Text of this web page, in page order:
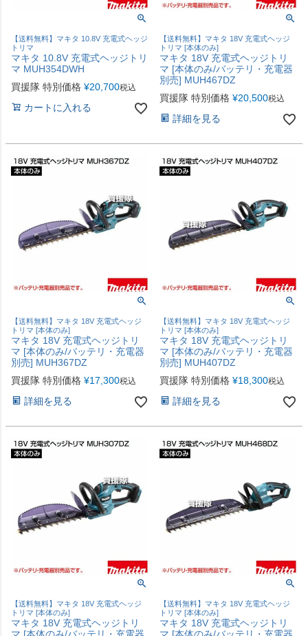
【送料無料】マキタ 10.8V 充電式ヘッジ
トリマ
マキタ 10.8V 充電式ヘッジトリ
マ MUH354DWH
買援隊 特別価格 ¥20,700税込
カートに入れる
【送料無料】マキタ 18V 充電式ヘッジ
トリマ [本体のみ]
マキタ 18V 充電式ヘッジトリ
マ [本体のみ/バッテリ・充電器
別売] MUH467DZ
買援隊 特別価格 ¥20,500税込
詳細を見る
【送料無料】マキタ 18V 充電式ヘッジ
トリマ [本体のみ]
マキタ 18V 充電式ヘッジトリ
マ [本体のみ/バッテリ・充電器
別売] MUH367DZ
買援隊 特別価格 ¥17,300税込
詳細を見る
【送料無料】マキタ 18V 充電式ヘッジ
トリマ [本体のみ]
マキタ 18V 充電式ヘッジトリ
マ [本体のみ/バッテリ・充電器
別売] MUH407DZ
買援隊 特別価格 ¥18,300税込
詳細を見る
【送料無料】マキタ 18V 充電式ヘッジ
トリマ [本体のみ]
マキタ 18V 充電式ヘッジトリ
【送料無料】マキタ 18V 充電式ヘッジ
トリマ [本体のみ]
マキタ 18V 充電式ヘッジトリ